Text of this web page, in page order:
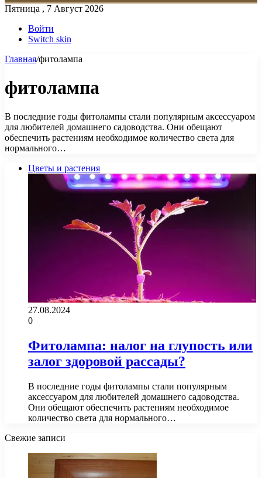
Пятница , 7 Август 2026
Войти
Switch skin
Главная/фитолампа
фитолампа
В последние годы фитолампы стали популярным аксессуаром
для любителей домашнего садоводства. Они обещают
обеспечить растениям необходимое количество света для
нормального…
Цветы и растения
27.08.2024
0
Фитолампа: налог на глупость или
залог здоровой рассады?
В последние годы фитолампы стали популярным
аксессуаром для любителей домашнего садоводства.
Они обещают обеспечить растениям необходимое
количество света для нормального…
Свежие записи